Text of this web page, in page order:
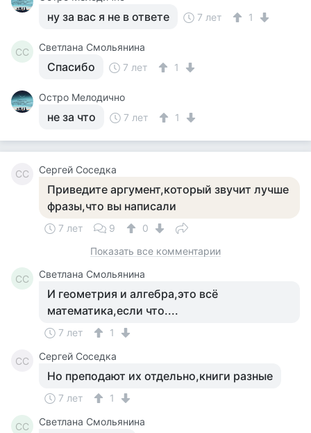
ну за вас я не в ответе 7 лет 1
СС Светлана Смольянина
Спасибо 7 лет 1
Остро Мелодично
не за что 7 лет 1
СС Сергей Соседка
Приведите аргумент,который звучит лучше
фразы,что вы написали
7 лет 9
0
Показать все комментарии
СС Светлана Смольянина
И геометрия и алгебра,это всё
математика,если что....
7 лет 1
СС Сергей Соседка
Но преподают их отдельно,книги разные
7 лет 1
СС Светлана Смольянина